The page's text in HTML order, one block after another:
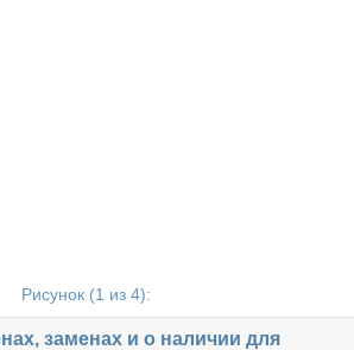
Рисунок (1 из 4):
заменах и о наличии для